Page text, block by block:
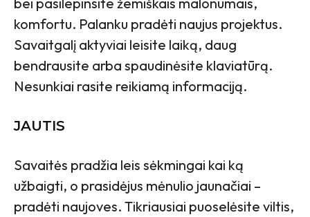
komfortu. Palanku pradėti naujus projektus.
Savaitgalį aktyviai leisite laiką, daug
bendrausite arba spaudinėsite klaviatūrą.
Nesunkiai rasite reikiamą informaciją.
JAUTIS
Savaitės pradžia leis sėkmingai kai ką
užbaigti, o prasidėjus mėnulio jaunačiai –
pradėti naujoves. Tikriausiai puoselėsite viltis,